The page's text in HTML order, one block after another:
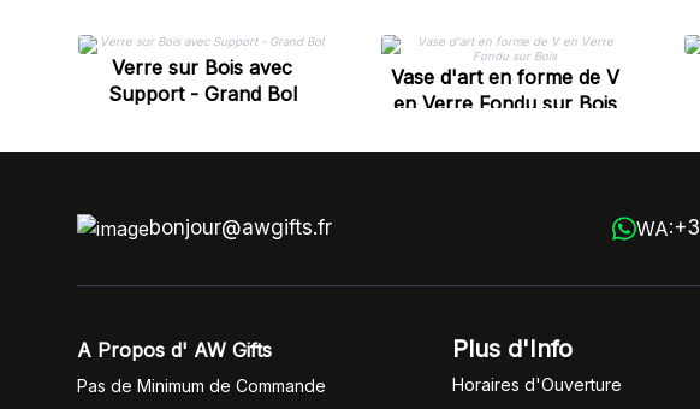
Verre sur Bois avec
Support - Grand Bol
Vase d'art en forme de V
en Verre Fondu sur Bois
bonjour@awgifts.fr WA:
A Propos d' AW Gifts
Pas de Minimum de Commande
Plus d'Info
Horaires d'Ouverture